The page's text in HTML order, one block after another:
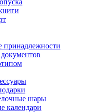
принадлежности
шары
календари